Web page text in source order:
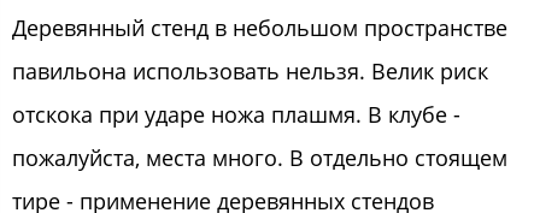
Деревянный стенд в небольшом пространстве
павильона использовать нельзя. Велик риск
отскока при ударе ножа плашмя. В клубе -
пожалуйста, места много. В отдельно стоящем
тире - применение деревянных стендов